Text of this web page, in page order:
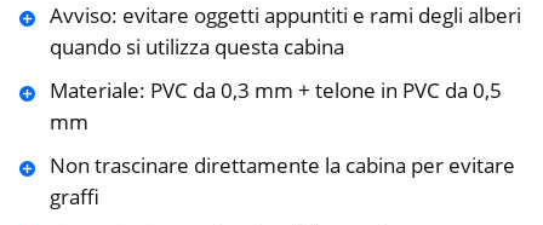
Avviso: evitare oggetti appuntiti e rami degli alberi
quando si utilizza questa cabina
Materiale: PVC da 0,3 mm + telone in PVC da 0,5
mm
Non trascinare direttamente la cabina per evitare
graffi